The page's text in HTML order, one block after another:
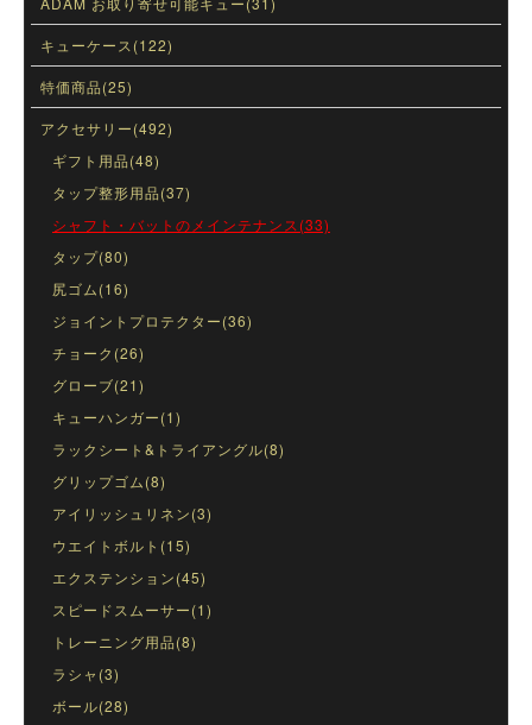
キューケース(122)
特価商品(25)
アクセサリー(492)
ギフト用品(48)
タップ整形用品(37)
シャフト・バットのメインテナンス(33)
タップ(80)
尻ゴム(16)
ジョイントプロテクター(36)
チョーク(26)
グローブ(21)
キューハンガー(1)
ラックシート&トライアングル(8)
グリップゴム(8)
アイリッシュリネン(3)
ウエイトボルト(15)
エクステンション(45)
スピードスムーサー(1)
トレーニング用品(8)
ラシャ(3)
ボール(28)